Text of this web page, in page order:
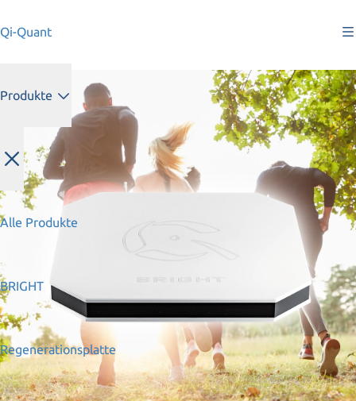
Qi-Quant
Produkte
Alle Produkte
BRIGHT
Regenerationsplatte